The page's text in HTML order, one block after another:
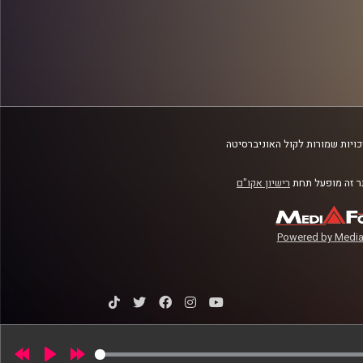
שמורות לקול האוניברסיטה
זה מופעל תחת רישיון אקו"ם
Powered by